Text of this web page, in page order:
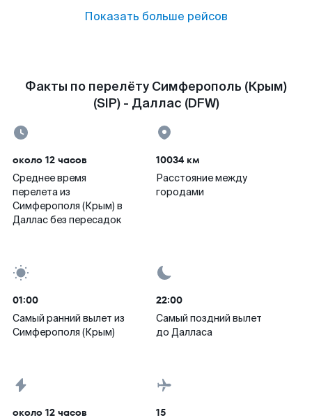
Показать больше рейсов
Факты по перелёту Симферополь (Крым)
(SIP) - Даллас (DFW)
около 12 часов
Среднее время
перелета из
Симферополя (Крым) в
Даллас без пересадок
10034 км
Расстояние между
городами
01:00
Самый ранний вылет из
Симферополя (Крым)
22:00
Самый поздний вылет
до Далласа
около 12 часов 15